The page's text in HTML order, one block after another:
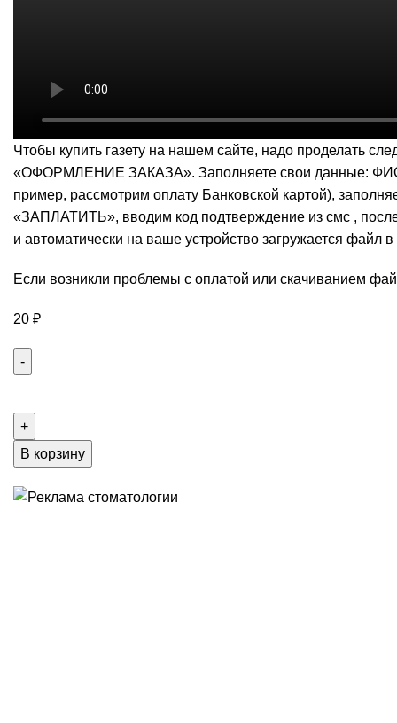
Чтобы купить газету на нашем сайте, надо проделать
«ОФОРМЛЕНИЕ ЗАКАЗА». Заполняете свои данные:
пример, рассмотрим оплату Банковской картой),
«ЗАПЛАТИТЬ», вводим код подтверждение из смс ,
и автоматически на ваше устройство загружается файл
Если возникли проблемы с оплатой или скачиванием
20 ₽
В корзину